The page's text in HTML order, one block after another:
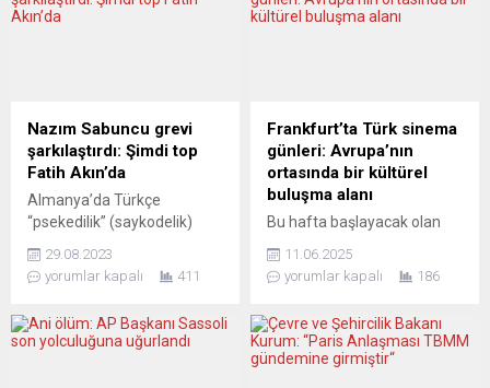
aslında. Kiel’de başlayan,
zaman insan, duygu ve
müzik...
gazetedeki ilgili kararda
alanda destek sağlıyor”
ifadesi kullanıldı. Ukrayna’da
savaşmak üzere Suriyeli
paralı...
Nazım Sabuncu grevi
şarkılaştırdı: Şimdi top
Fatih Akın’da
Almanya’da Türkçe
“psekedilik” (saykodelik)
isimlerinden başarılı
müzisyen Nazım Sabuncu
Yasemin Kızıl ile birlikte ve
prodüktörü Benny Ulmer’ın
29.08.2023
yorumlar kapalı
411
Frankfurt’ta Türk sinema
günleri: Avrupa’nın
ortasında bir kültürel
buluşma alanı
Bu hafta başlayacak olan
Film Festivali, 25’inci kez
sinema tutkunlarıyla
tarihleri arasında çok sayıda
film ve etkinliğe yer
11.06.2025
yorumlar kapalı
186